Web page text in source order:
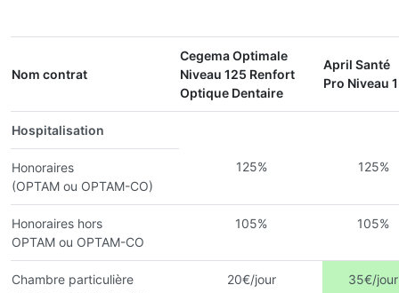
Nom contrat
Cegema Optimale
Niveau 125 Renfort
Optique Dentaire
April Santé
Pro Niveau 1
Hospitalisation
Honoraires
(OPTAM ou OPTAM-CO)
125% 125%
Honoraires hors
OPTAM ou OPTAM-CO
105% 105%
Chambre particulière
20€/jour 35€/jour